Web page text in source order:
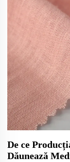
De ce
Dăunează